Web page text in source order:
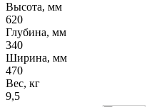
Высота, мм
620
Глубина, мм
340
Ширина, мм
470
Вес, кг
9,5